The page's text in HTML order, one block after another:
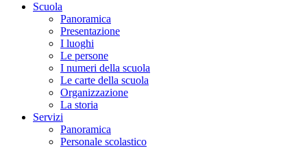
Scuola
Panoramica
Presentazione
I luoghi
Le persone
I numeri della scuola
Le carte della scuola
Organizzazione
La storia
Servizi
Panoramica
Personale scolastico